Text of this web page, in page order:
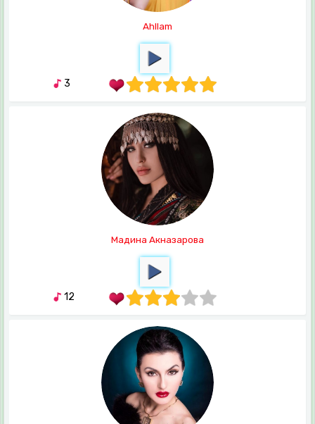
Ahllam
3
Мадина Акназарова
12